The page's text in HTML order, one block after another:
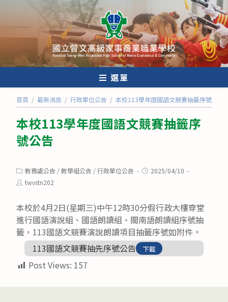
內
選單
首頁 / 最新消息 / 行政單位公告 / 本校113學年度國語文競賽抽籤序號公告
本校113學年度國語文競賽抽籤序
號公告
Post
category:
教務處公告 /教學組公告 /行政單位公告
Post2025/04/10
Posttwvstn202
本校於4月2日(星期三)中午12時30分假行政大樓穿堂
進行國語演說組、國語朗讀組、閩南語朗讀組序號抽
籤，113國語文競賽演說朗讀項目抽籤序號如附件。
113國語文競賽抽先序號公告
下載
Post Views: 157